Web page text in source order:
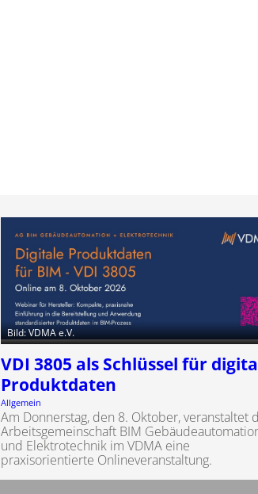
Bild: VDMA e.V.
VDI 3805 als Schlüssel für
Produktdaten
Allgemein
Am Donnerstag, den 8. Oktober, veranstaltet
Arbeitsgemeinschaft BIM
und Elektrotechnik im VDMA eine
praxisorientierte Onlineveranstaltung.